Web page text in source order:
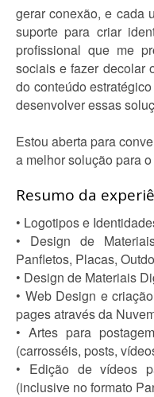
gerar conexão, e cada
suporte para criar
profissional que me
sociais e fazer decolar
do conteúdo
desenvolver essas
Estou aberta para
a melhor solução para
Resumo da
• Logotipos e
• Design de
Panfletos, Placas,
• Design de Materiais
• Web Design e
pages através da
• Artes para
(carrosséis, posts,
• Edição de vídeos
(inclusive no formato